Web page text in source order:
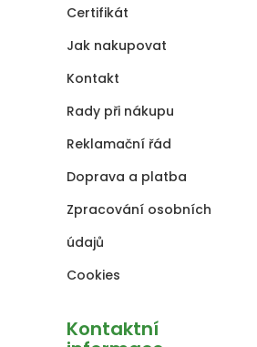
Certifikát
Jak nakupovat
Kontakt
Rady při nákupu
Reklamační řád
Doprava a platba
Zpracování osobních
údajů
Cookies
Kontaktní